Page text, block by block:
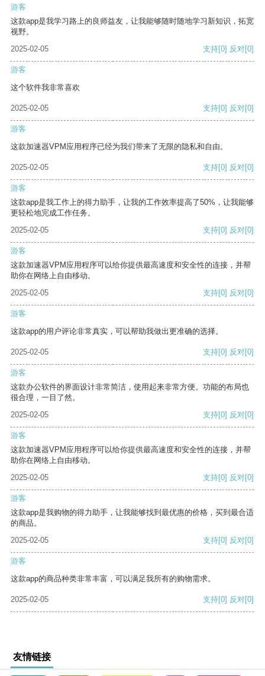
游客
这款app是我学习路上的良师益友，让我能够随时随地学习新知识，拓宽
视野。
2025-02-05
支持[0] 反对[0]
游客
这个软件我非常喜欢
2025-02-05 支持[0] 反对[0]
游客
这款加速器VPM应用程序已经为我们带来了无限的隐私和自由。
2025-02-05 支持[0] 反对[0]
游客
这款app是我工作上的得力助手，让我的工作效率提高了50%，让我能够
更轻松地完成工作任务。
2025-02-05
支持[0] 反对[0]
游客
这款加速器VPM应用程序可以给你提供最高速度和安全性的连接，并帮
助你在网络上自由移动。
2025-02-05
支持[0] 反对[0]
游客
这款app的用户评论非常真实，可以帮助我做出更准确的选择。
2025-02-05 支持[0] 反对[0]
游客
这款办公软件的界面设计非常简洁，使用起来非常方便。功能的布局也
很合理，一目了然。
2025-02-05
支持[0] 反对[0]
游客
这款加速器VPM应用程序可以给你提供最高速度和安全性的连接，并帮
助你在网络上自由移动。
2025-02-05
支持[0] 反对[0]
游客
这款app是我购物的得力助手，让我能够找到最优惠的价格，买到最合适
的商品。
2025-02-05
支持[0] 反对[0]
游客
这款app的商品种类非常丰富，可以满足我所有的购物需求。
2025-02-05 支持[0] 反对[0]
友情链接